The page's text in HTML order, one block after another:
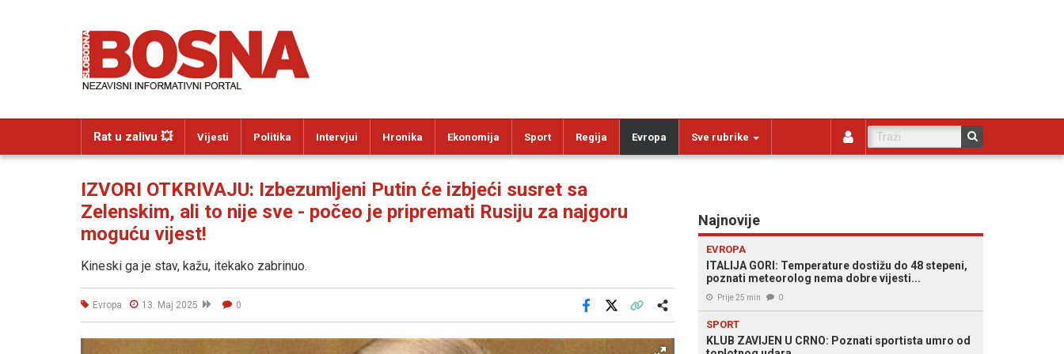
Rat u zalivu 💥 Vijesti Politika Intervjui Hronika Ekonomija Sport Regija Evropa Sve rubrike
IZVORI OTKRIVAJU: Izbezumljeni Putin će izbjeći susret sa
Zelenskim, ali to nije sve - počeo je pripremati Rusiju za najgoru
moguću vijest!
Kineski ga je stav, kažu, itekako zabrinuo.
Evropa 13. Maj 2025 0
Facebook
Najnovije
EVROPA
ITALIJA GORI: Temperature dostižu do 48 stepeni,
poznati meteorolog nema dobre vijesti...
Prije 25 min 0
SPORT
KLUB ZAVIJEN U CRNO: Poznati sportista umro od